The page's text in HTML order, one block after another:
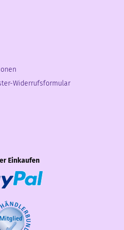
Widerrufsformular
Einkaufen